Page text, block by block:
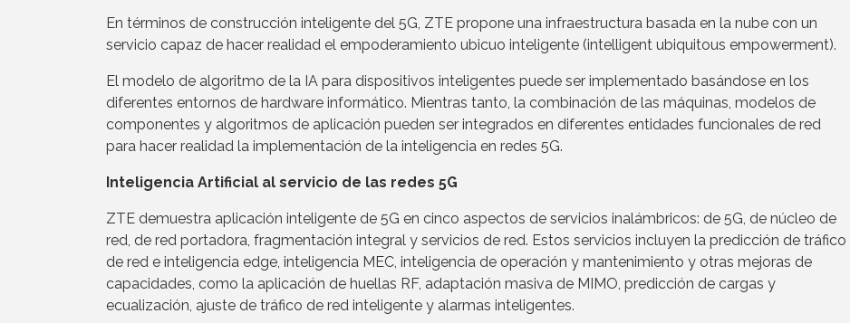
En términos de construcción inteligente del 5G, ZTE propone una infraestructura basada en la nube con un
servicio capaz de hacer realidad el empoderamiento ubicuo inteligente (intelligent ubiquitous empowerment).
El modelo de algoritmo de la IA para dispositivos inteligentes puede ser implementado basándose en los
diferentes entornos de hardware informático. Mientras tanto, la combinación de las máquinas, modelos de
componentes y algoritmos de aplicación pueden ser integrados en diferentes entidades funcionales de red
para hacer realidad la implementación de la inteligencia en redes 5G.
Inteligencia Artificial al servicio de las redes 5G
ZTE demuestra aplicación inteligente de 5G en cinco aspectos de servicios inalámbricos: de 5G, de núcleo de
red, de red portadora, fragmentación integral y servicios de red. Estos servicios incluyen la predicción de tráfico
de red e inteligencia edge, inteligencia MEC, inteligencia de operación y mantenimiento y otras mejoras de
capacidades, como la aplicación de huellas RF, adaptación masiva de MIMO, predicción de cargas y
ecualización, ajuste de tráfico de red inteligente y alarmas inteligentes.